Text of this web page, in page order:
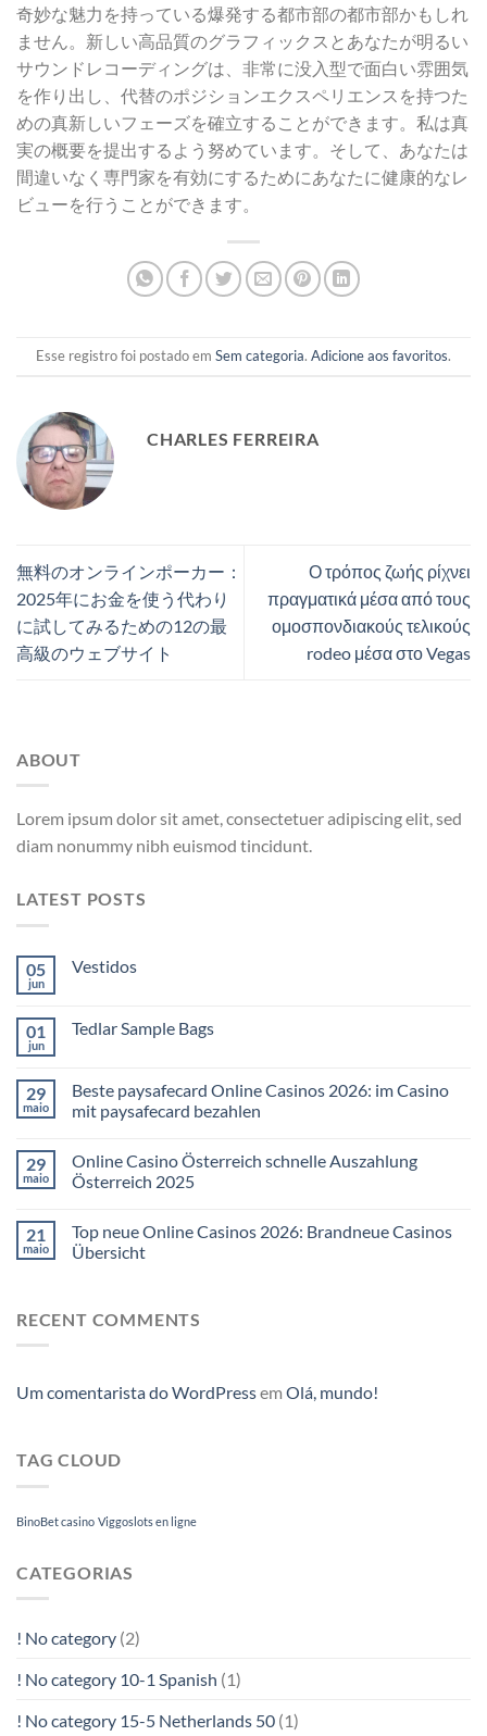
奇妙な魅力を持っている爆発する都市部の都市部かもしれ
ません。新しい高品質のグラフィックスとあなたが明るい
サウンドレコーディングは、非常に没入型で面白い雰囲気
を作り出し、代替のポジションエクスペリエンスを持つた
めの真新しいフェーズを確立することができます。私は真
実の概要を提出するよう努めています。そして、あなたは
間違いなく専門家を有効にするためにあなたに健康的なレ
ビューを行うことができます。
Esse registro foi postado em Sem categoria. Adicione aos favoritos.
CHARLES FERREIRA
無料のオンラインポーカー：
2025年にお金を使う代わり
に試してみるための12の最
高級のウェブサイト
Ο τρόπος ζωής ρίχνει
πραγματικά μέσα από τους
ομοσπονδιακούς τελικούς
rodeo μέσα στο Vegas
ABOUT
Lorem ipsum dolor sit amet, consectetuer adipiscing elit, sed
diam nonummy nibh euismod tincidunt.
LATEST POSTS
05
jun
Vestidos
01
jun
Tedlar Sample Bags
29
maio
Beste paysafecard Online Casinos 2026: im Casino
mit paysafecard bezahlen
29
maio
Online Casino Österreich schnelle Auszahlung
Österreich 2025
21
maio
Top neue Online Casinos 2026: Brandneue Casinos
Übersicht
RECENT COMMENTS
Um comentarista do WordPressem Olá, mundo!
TAG CLOUD
BinoBet casino Viggoslots en ligne
CATEGORIAS
! No category (2)
! No category 10-1 Spanish (1)
! No category 15-5 Netherlands 50 (1)